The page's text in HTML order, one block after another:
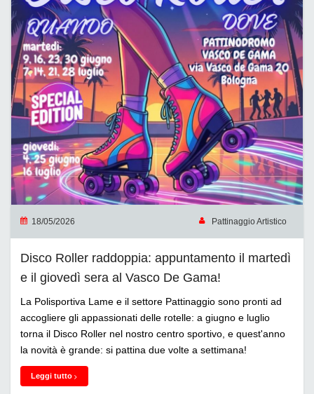
18/05/2026 Pattinaggio Artistico
Disco Roller raddoppia: appuntamento il martedì
e il giovedì sera al Vasco De Gama!
La Polisportiva Lame e il settore Pattinaggio sono pronti ad
accogliere gli appassionati delle rotelle: a giugno e luglio
torna il Disco Roller nel nostro centro sportivo, e quest'anno
la novità è grande: si pattina due volte a settimana!
Leggi tutto